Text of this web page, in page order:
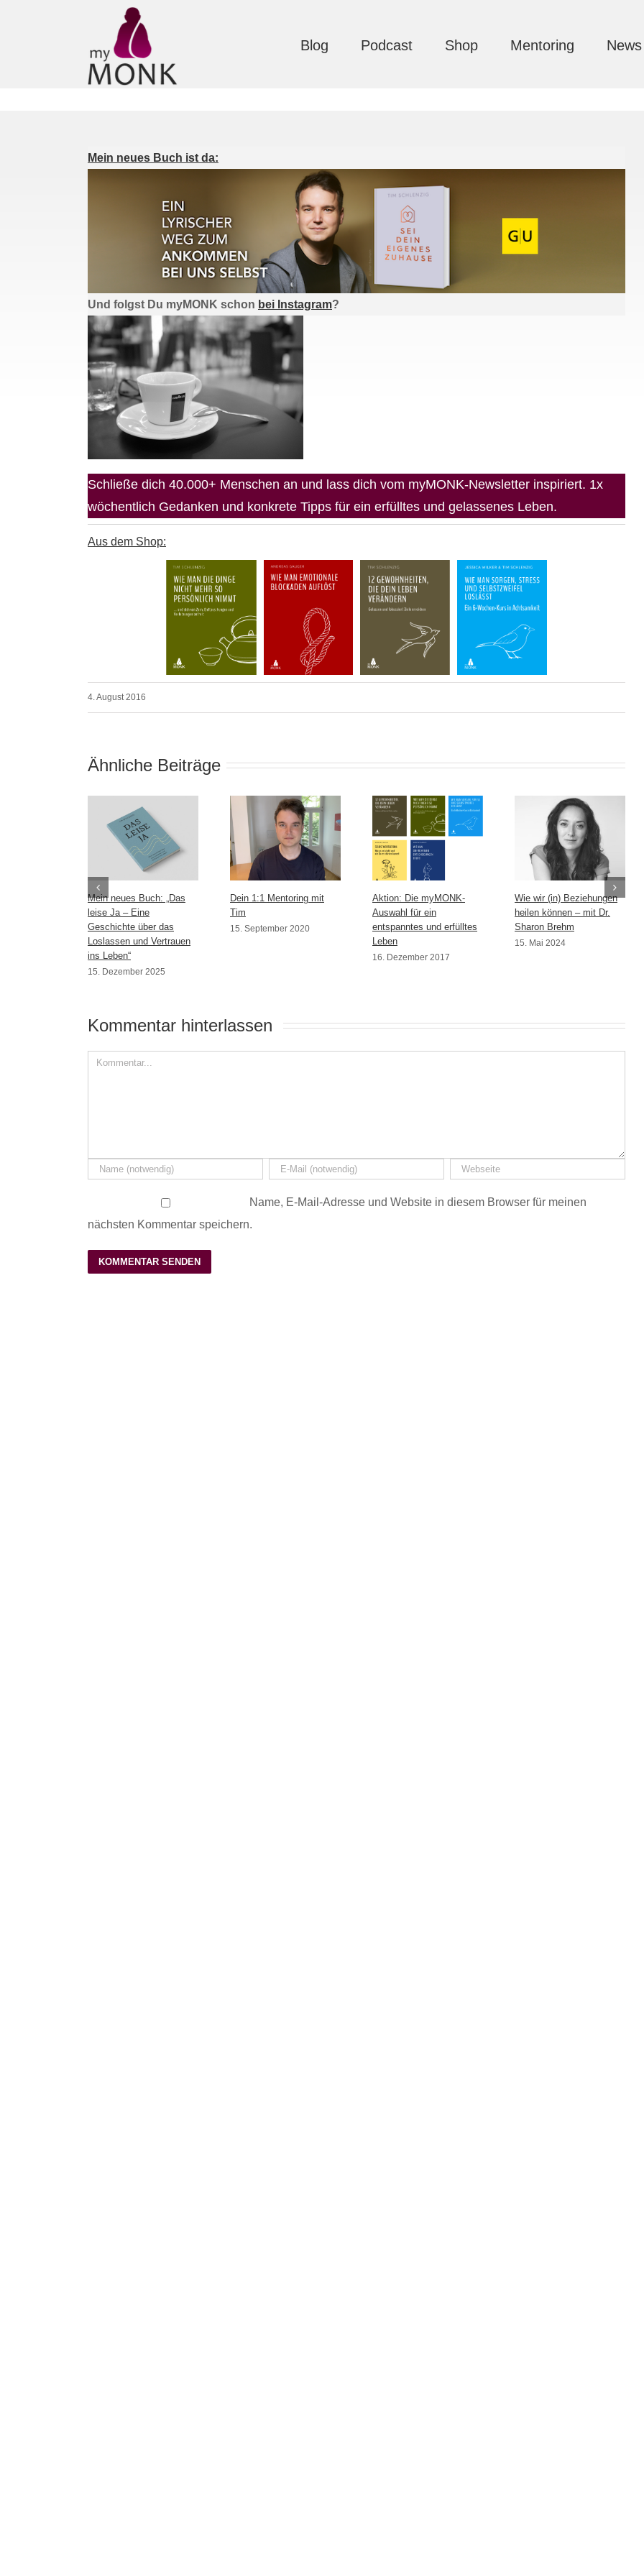
Blog Podcast Shop Mentoring News
Mein neues Buch ist da:
Und folgst Du myMONK schon bei Instagram?
Schließe dich 40.000+ Menschen an und lass dich vom myMONK-Newsletter inspiriert. 1x
wöchentlich Gedanken und konkrete Tipps für ein erfülltes und gelassenes Leben.
Aus dem Shop:
4. August 2016
Ähnliche Beiträge
Mein neues Buch: „Das
leise Ja – Eine
Geschichte über das
Loslassen und Vertrauen
ins Leben“
15. Dezember 2025
Dein 1:1 Mentoring mit
Tim
15. September 2020
Aktion: Die myMONK-
Auswahl für ein
entspanntes und erfülltes
Leben
16. Dezember 2017
Wie wir (in) Beziehungen
heilen können – mit Dr.
Sharon Brehm
15. Mai 2024
Kommentar hinterlassen
Name, E-Mail-Adresse und Website in diesem Browser für meinen
nächsten Kommentar speichern.